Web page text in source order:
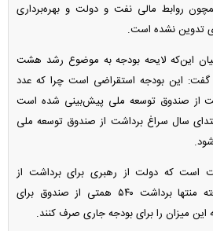
روابط مالی نفت و دولت و بهره‌برداری
تدوین نشده است.
کمیسیون اصل ۹۰ با بیان این‌که لایحه بودجه به موضوع رشد هشت
گفت: این بودجه استقراضی است چرا که عدد
از صندوق توسعه ملی پیش‌بینی شده است
سال سراغ برداشت از صندوق توسعه ملی
است که دولت از رهبری برای برداشت از
صندوق توسعه ملی اذن گرفته منتها برداشت ۵۴۰ همتی از صندوق برای
این میزان را برای بودجه جاری صرف کنند.